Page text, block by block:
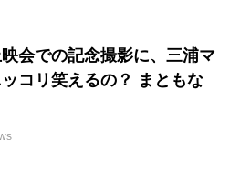
会での記念撮影に、三浦マ
コリ笑えるの？ まともな